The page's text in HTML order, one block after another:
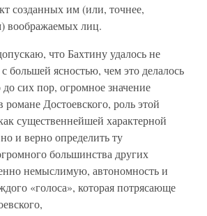
созданных им (или, точнее,
воображаемых лиц.
что Бахтину удалось не
большей ясностью, чем это делалось
сих пор, огромное значение
романе Достоевского, роль этой
существеннейшей характерной
и верно определить ту
большинства других
немыслимую, автономность и
«голоса», которая потрясающе